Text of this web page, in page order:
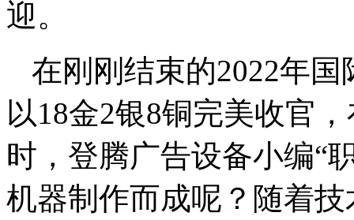
迎。
在刚刚结束的2022年
以18金2银8铜完美收官
时，登腾广告设备小编“
机器制作而成呢？随着